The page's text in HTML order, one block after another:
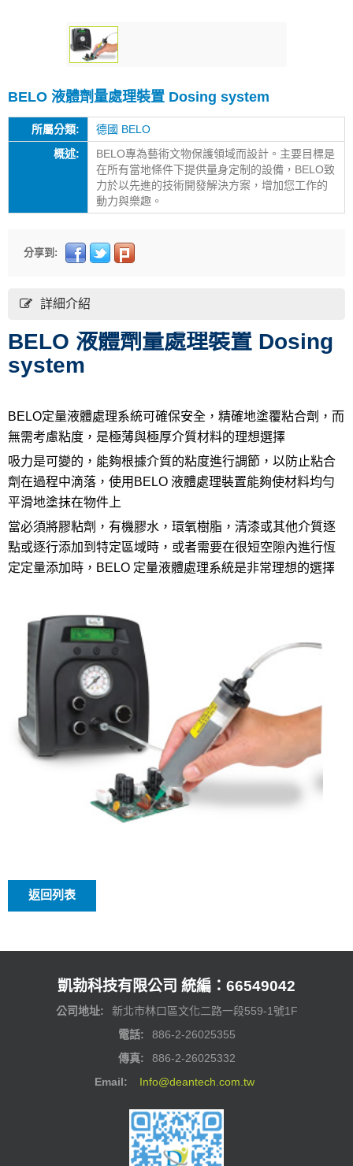
BELO 液體劑量處理裝置 Dosing system
所屬分類:
德國 BELO
概述:
BELO專為藝術文物保護領域而設計。主要目標是
在所有當地條件下提供量身定制的設備，BELO致
力於以先進的技術開發解決方案，增加您工作的
動力與樂趣。
分享到:
詳細介紹
BELO 液體劑量處理裝置 Dosing
system
BELO定量液體處理系統可確保安全，精確地塗覆粘合劑，而
無需考慮粘度，是極薄與極厚介質材料的理想選擇
吸力是可變的，能夠根據介質的粘度進行調節，以防止粘合
劑在過程中滴落，使用 BELO 液體處理裝置能夠使材料均勻
平滑地塗抹在物件上
當必須將膠粘劑，有機膠水，環氧樹脂，清漆或其他介質逐
點或逐行添加到特定區域時，或者需要在很短空隙內進行恆
定定量添加時， BELO 定量液體處理系統是非常理想的選擇
返回列表
凱勃科技有限公司 統編：66549042
公司地址:
新北市林口區文化二路一段559-1號1F
電話:
886-2-26025355
傳真:
886-2-26025332
Email:
Info@deantech.com.tw